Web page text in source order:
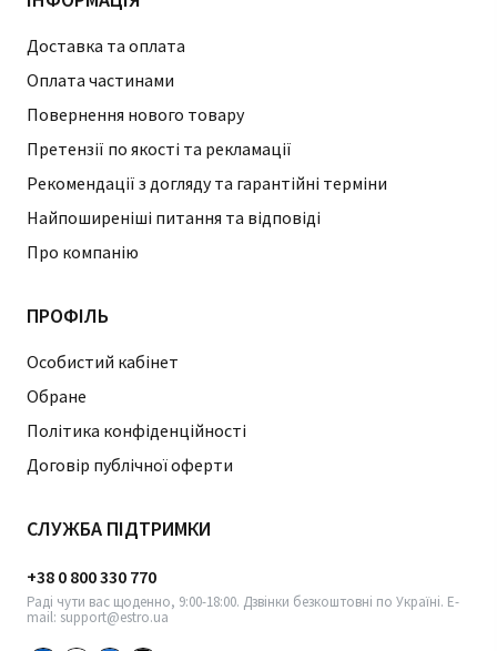
Доставка та оплата
Оплата частинами
Повернення нового товару
Претензії по якості та рекламації
Рекомендації з догляду та гарантійні терміни
Найпоширеніші питання та відповіді
Про компанію
ПРОФІЛЬ
Особистий кабінет
Обране
Політика конфіденційності
Договір публічної оферти
СЛУЖБА ПІДТРИМКИ
+38 0 800 330 770
Раді чути вас щоденно, 9:00-18:00. Дзвінки безкоштовні по Україні. E-
mail: support@estro.ua